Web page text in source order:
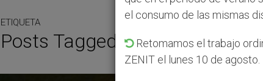
ETIQUETA
Posts Tagged ‘padre De La
el consumo de las mismas
Retomamos el trabajo
ZENIT el lunes 10 de agosto.